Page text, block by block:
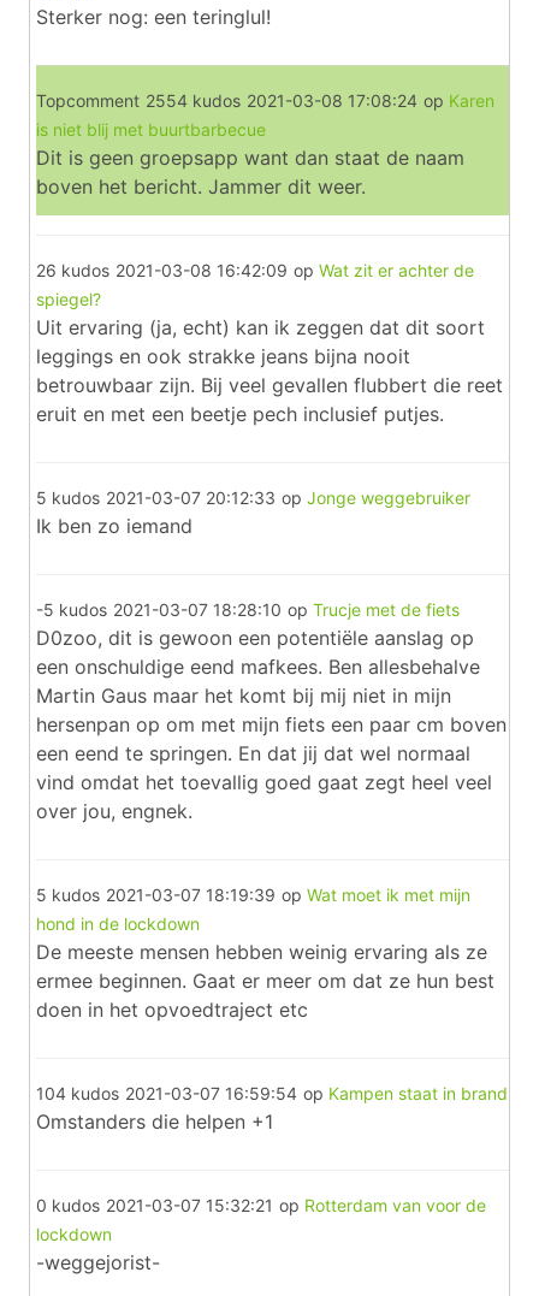
Sterker nog: een teringlul!
Topcomment 2554 kudos 2021-03-08 17:08:24 op Karen
is niet blij met buurtbarbecue
Dit is geen groepsapp want dan staat de naam
boven het bericht. Jammer dit weer.
26 kudos 2021-03-08 16:42:09 op Wat zit er achter de
spiegel?
Uit ervaring (ja, echt) kan ik zeggen dat dit soort
leggings en ook strakke jeans bijna nooit
betrouwbaar zijn. Bij veel gevallen flubbert die reet
eruit en met een beetje pech inclusief putjes.
5 kudos 2021-03-07 20:12:33 op Jonge weggebruiker
Ik ben zo iemand
-5 kudos 2021-03-07 18:28:10 op Trucje met de fiets
D0zoo, dit is gewoon een potentiële aanslag op
een onschuldige eend mafkees. Ben allesbehalve
Martin Gaus maar het komt bij mij niet in mijn
hersenpan op om met mijn fiets een paar cm boven
een eend te springen. En dat jij dat wel normaal
vind omdat het toevallig goed gaat zegt heel veel
over jou, engnek.
5 kudos 2021-03-07 18:19:39 op Wat moet ik met mijn
hond in de lockdown
De meeste mensen hebben weinig ervaring als ze
ermee beginnen. Gaat er meer om dat ze hun best
doen in het opvoedtraject etc
104 kudos 2021-03-07 16:59:54 op Kampen staat in brand
Omstanders die helpen +1
0 kudos 2021-03-07 15:32:21 op Rotterdam van voor de
lockdown
-weggejorist-